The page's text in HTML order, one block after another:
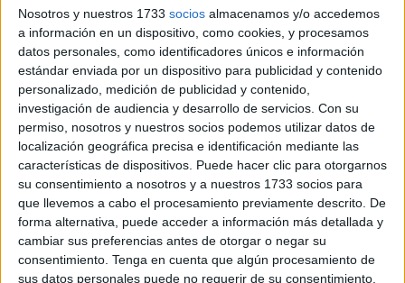
Nosotros y nuestros 1733 socios almacenamos y/o accedemos
a información en un dispositivo, como cookies, y procesamos
datos personales, como identificadores únicos e información
estándar enviada por un dispositivo para publicidad y contenido
personalizado, medición de publicidad y contenido,
investigación de audiencia y desarrollo de servicios. Con su
permiso, nosotros y nuestros socios podemos utilizar datos de
localización geográfica precisa e identificación mediante las
características de dispositivos. Puede hacer clic para otorgarnos
su consentimiento a nosotros y a nuestros 1733 socios para
que llevemos a cabo el procesamiento previamente descrito. De
forma alternativa, puede acceder a información más detallada y
cambiar sus preferencias antes de otorgar o negar su
consentimiento. Tenga en cuenta que algún procesamiento de
sus datos personales puede no requerir de su consentimiento,
En una intervención en el Salón del Trono, el presidente
ha remarcado cómo este 2022 al que le quedan días por
terminar está marcado por cuantiosas expectativas, lo que
ha servido para reiterar “al más alto nivel” que la
“soberanía e integridad de Ceuta no están en dudas y
están garantizadas por el derecho internacional” en otros.
“Cuando hablamos de ello estamos hablando de la
soberanía e integridad territorial de España. El episodio de